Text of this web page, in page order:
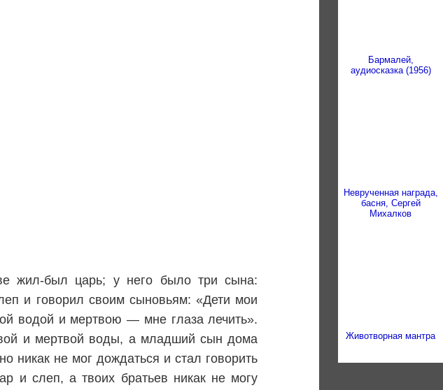
Бармалей,
аудиосказка (1956)
Неврученная награда,
басня, Сергей
Михалков
Животворная мантра
жил-был царь; у него было три сына:
и говорил своим сыновьям: «Дети мои
водой и мертвою — мне глаза лечить».
и мертвой воды, а младший сын дома
никак не мог дождаться и стал говорить
и слеп, а твоих братьев никак не могу